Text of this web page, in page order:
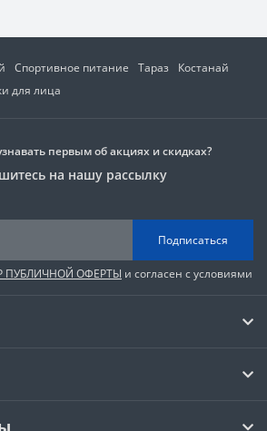
Спортивное питание Тараз
Костанай
для лица
первым об акциях и скидках?
на нашу рассылку
Подписаться
ПУБЛИЧНОЙ ОФЕРТЫ и согласен с условиями